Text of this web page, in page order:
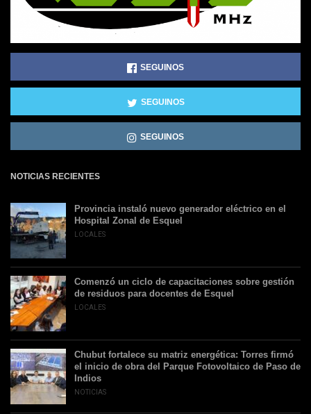
SEGUINOS
SEGUINOS
SEGUINOS
NOTICIAS RECIENTES
Provincia instaló nuevo generador eléctrico en el
Hospital Zonal de Esquel
LOCALES
Comenzó un ciclo de capacitaciones sobre gestión
de residuos para docentes de Esquel
LOCALES
Chubut fortalece su matriz energética: Torres firmó
el inicio de obra del Parque Fotovoltaico de Paso de
Indios
NOTICIAS